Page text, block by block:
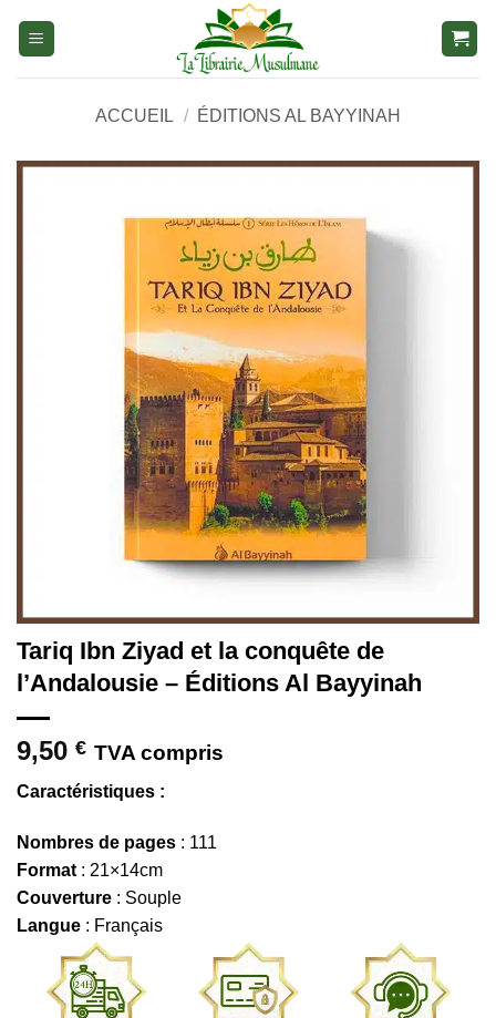
ACCUEIL / ÉDITIONS AL BAYYINAH
Tariq Ibn Ziyad et la conquête de
l’Andalousie – Éditions Al Bayyinah
9,50 € TVA compris
Caractéristiques :
Nombres de pages : 111
Format : 21×14cm
Couverture : Souple
Langue : Français